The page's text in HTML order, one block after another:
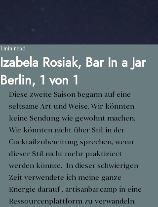
Izabela Rosiak, Bar In a Jar
Berlin, 1 von 1
1 min read
Diese zweite Saison begann auf eine
seltsame Art und Weise. Wir könnten
keine Sendung wie gewohnt machen.
Wir könnten nicht über Stil in der
Cocktailzubereitung sprechen, wenn
dieser Stil nicht mehr praktiziert
werden könnte.  In dieser schwierigen
Zeit verwendete ich meine ganze
Energie darauf , artisanbar.camp in eine
Ressourcenplattform zu verwandeln.